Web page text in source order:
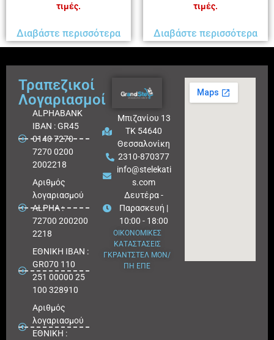
τιμές.
Διαβάστε περισσότερα
τιμές.
Διαβάστε περισσότερα
Τραπεζικοί
Λογαριασμοί
ALPHABANK
IBAN : GR45
0140 7270
7270 0200
2002218
Aριθμός
λογαριασμού
ALPHA :
72700 200200
2218
ΕΘΝΙΚΗ ΙΒΑΝ :
GR070 110
251 00000 25
100 328910
Αριθμός
λογαριασμού
ΕΘΝΙΚΗ :
Μπιζανίου 13
ΤΚ 54640
Θεσσαλονίκη
2310-870377
info@stelekati
s.com
Δευτέρα -
Παρασκευή |
10:00 - 18:00
ΟΙΚΟΝΟΜΙΚΕΣ
ΚΑΤΑΣΤΑΣΕΙΣ
ΓΚΡΑΝΤΣΤΕΛ ΜΟΝ/
ΠΗ ΕΠΕ